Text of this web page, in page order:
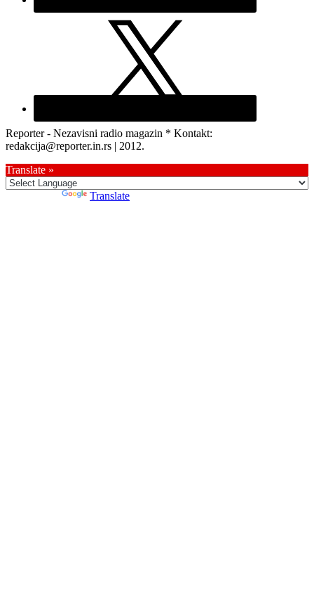
Reporter - Nezavisni radio magazin * Kontakt:
redakcija@reporter.in.rs | 2012.
Translate »
Translate